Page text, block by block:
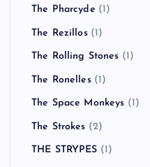
The Pharcyde (1)
The Rezillos(1)
The Rolling Stones (1)
The Ronelles(1)
The Space Monkeys (1)
The Strokes (2)
THE STRYPES (1)